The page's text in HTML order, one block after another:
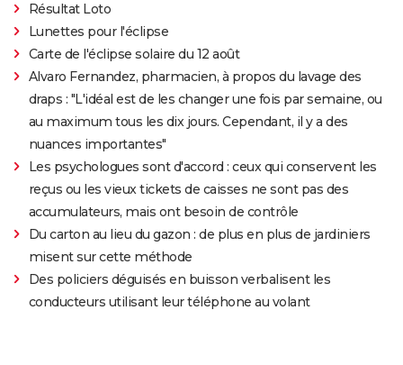
Résultat Loto
Lunettes pour l'éclipse
Carte de l'éclipse solaire du 12 août
Alvaro Fernandez, pharmacien, à propos du lavage des
draps : "L'idéal est de les changer une fois par semaine, ou
au maximum tous les dix jours. Cependant, il y a des
nuances importantes"
Les psychologues sont d'accord : ceux qui conservent les
reçus ou les vieux tickets de caisses ne sont pas des
accumulateurs, mais ont besoin de contrôle
Du carton au lieu du gazon : de plus en plus de jardiniers
misent sur cette méthode
Des policiers déguisés en buisson verbalisent les
conducteurs utilisant leur téléphone au volant